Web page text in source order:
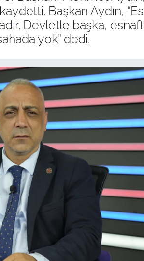
Başkan Aydın,
Devletle başka,
yok” dedi.